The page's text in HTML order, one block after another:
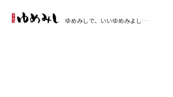
ゆめみしで、いいゆめみよし…